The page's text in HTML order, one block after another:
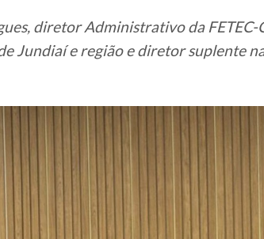
diretor Administrativo da
Jundiaí e região e diretor suplente